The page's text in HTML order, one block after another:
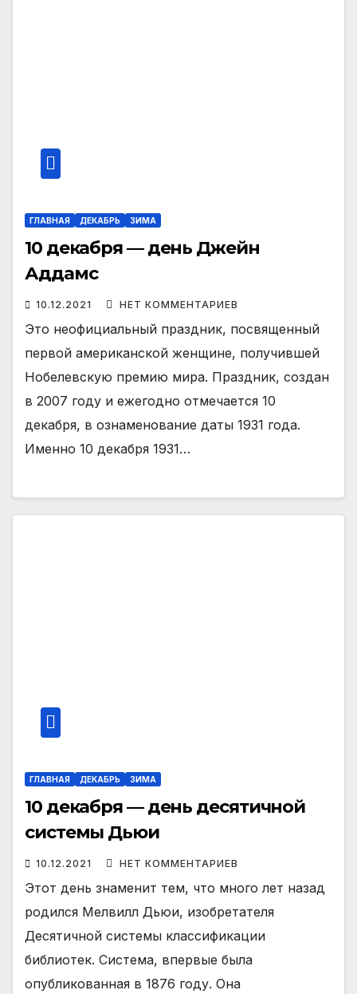
ГЛАВНАЯ ДЕКАБРЬ ЗИМА
10 декабря — день Джейн
Аддамс
10.12.2021 НЕТ КОММЕНТАРИЕВ
Это неофициальный праздник, посвященный
первой американской женщине, получившей
Нобелевскую премию мира. Праздник, создан
в 2007 году и ежегодно отмечается 10
декабря, в ознаменование даты 1931 года.
Именно 10 декабря 1931…
ГЛАВНАЯ ДЕКАБРЬ ЗИМА
10 декабря — день десятичной
системы Дьюи
10.12.2021 НЕТ КОММЕНТАРИЕВ
Этот день знаменит тем, что много лет назад
родился Мелвилл Дьюи, изобретателя
Десятичной системы классификации
библиотек. Система, впервые была
опубликованная в 1876 году. Она